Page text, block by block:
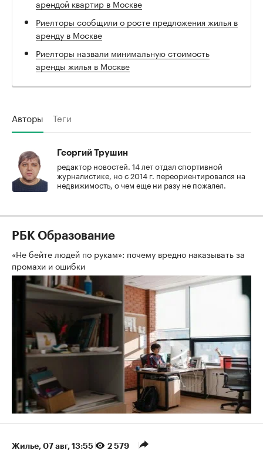
арендой квартир в Москве
Риелторы сообщили о росте предложения жилья в
аренду в Москве
Риелторы назвали минимальную стоимость
аренды жилья в Москве
Авторы Теги
Георгий Трушин
редактор новостей. 14 лет отдал спортивной
журналистике, но с 2014 г. переориентировался на
недвижимость, о чем еще ни разу не пожалел.
РБК Образование
«Не бейте людей по рукам»: почему вредно наказывать за
промахи и ошибки
Жилье⁠, 07 авг, 13:55 2 579